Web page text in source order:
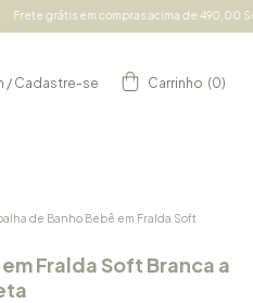
acima de 490,00 Sul e Sudeste e acima
/ Cadastre-se Carrinho (0)
de Banho Bebê em Fralda Soft
Fralda Soft Branca a